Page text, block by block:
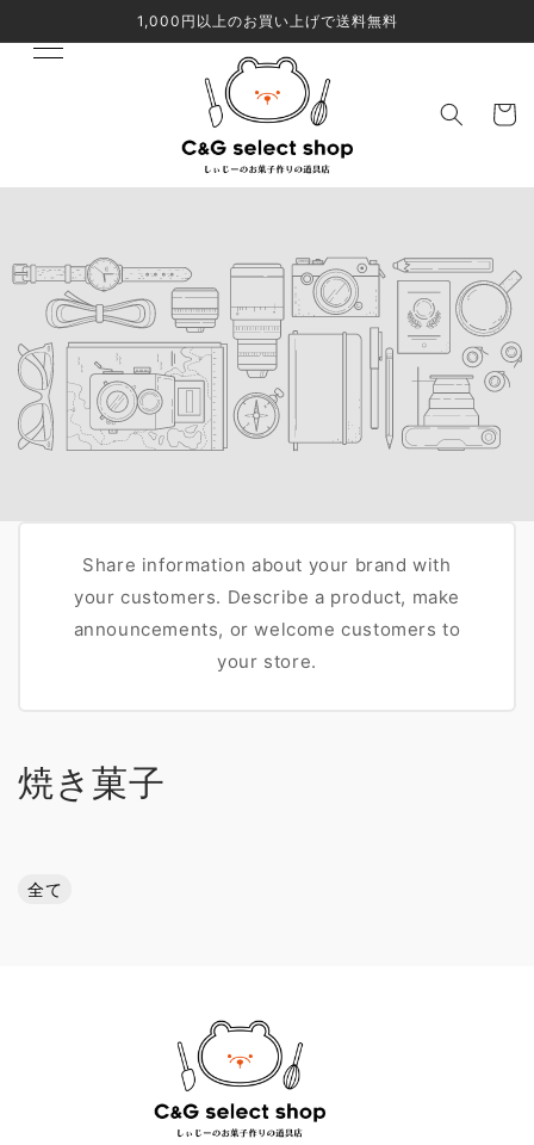
進む
1,000円以上のお買い上げで送料無料
ー
Share information about your brand with
your customers. Describe a product, make
announcements, or welcome customers to
your store.
焼き菓子
全て